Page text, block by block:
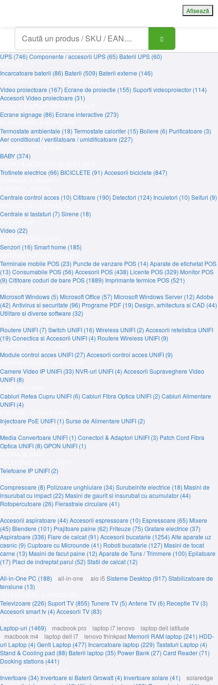
Afisează
Contact Showroom
B2B pentru compania ta
UPS-URI
UPS (746) Componente / accesorii UPS (65) Baterii UPS (60)
Incarcatoare baterii (86) Baterii (509) Baterii externe (146)
Video proiectoare (167) Ecrane de proiectie (155) Suporti videoproiector (114)
Accesorii Video proiectoare (31)
Ecrane signage (86) Ecrane interactive (273)
Termostate ambientale (18) Termostate calorifer (15) Boilere (6) Purificatoare (3)
Aer conditionat / ventilatoare / umidificatoare (227)
BABY (374)
Trotinete electrice (66) BICICLETE (91) Accesorii biciclete (847)
Centrale control acces (10) Cititoare (190) Detectori (124) Incuietori (10) Seifuri (9)
Centrale si tastaturi (7) Sirene (18)
Video (22)
Senzori (16) Smart home (185)
Terminale mobile POS (23) Puncte de vanzare POS (14) Aparate de etichetat POS
(13) Consumabile POS (56) Accesorii POS (438) Licente POS (329) Monitor POS
(9) Cititoare coduri de bare POS (1889) Imprimante termice POS (521)
Microsoft Windows (5) Microsoft Office (57) Microsoft Windows Server (12) Adobe
(42) Antivirus si securitate (96) Programe PDF (19) Design, arhitectura si CAD (44)
Utilitare si diverse software (32)
Routere UNIFI (7) Switch UNIFI (16) Wireless UNIFI (2) Accesorii retelistica UNIFI
(19) Conectica si Accesorii UNIFI (4) Routere Wireless UNIFI (9)
Module control acces UNIFI (27) Accesorii control acces UNIFI (9)
Camere Video IP UNIFI (33) NVR-uri UNIFI (4) Accesorii Supraveghere Video
UNIFI (8)
Cabluri Retea Cupru UNIFI (6) Cabluri Fibra Optica UNIFI (2) Cabluri Alimentare
UNIFI (4)
Injectoare PoE UNIFI (1) Surse de Alimentare UNIFI (2)
Media Convertoare UNIFI (1) Conectori & Adaptori UNIFI (3) Patch Cord Fibra
Optica UNIFI (8) GPON UNIFI (1)
Telefoane IP UNIFI (2)
Compresoare (8) Polizoare unghiulare (34) Surubelnite electrice (18) Masini de
insurubat cu impact (22) Masini de gaurit si insurubat cu acumulator (44)
Rotopercutoare (26) Fierastraie circulare (41)
Accesorii aspiratoare (44) Accesorii espressoare (10) Espressoare (65) Mixere
(45) Blendere (101) Prajitoare paine (62) Friteuze (75) Gratare electrice (37)
Aspiratoare (336) Fiare de calcat (91) Accesorii bucatarie (1254) Alte aparate uz
casnic (9) Cuptoare cu Microunde (41) Roboti bucatarie (127) Masini de tocat
carne (13) Masini de facut paine (12) Aparate de Tuns / Trimmere (100) Epilatoare
(17) Placi de indreptat parul (52) Statii de calcat (12)
All-in-One PC (188)
all-in-one aio i5 Sisteme Desktop (917) Stabilizatoare de
tensiune (13)
Televizoare (226) Suport TV (855) Tunere TV (5) Antene TV (6) Receptie TV (3)
Accesorii smart tv (4) Accesorii TV (83)
Laptop-uri (1469)
macbook pro laptop i7 lenovo
laptop dell latitude
macbook m4
laptop dell i7 lenovo thinkpad Memorii RAM laptop (241) HDD-
uri Laptop (4) Genti Laptop (477) Incarcatoare laptop (229) Tastaturi Laptop (4)
Stand & Cooling pad (88) Baterii laptop (35) Power Bank (27) Card Reader (71)
Docking stations (441)
Invertoare (34) Invertoare si Baterii Growatt (4) Invertoare solare (41)
solaredge